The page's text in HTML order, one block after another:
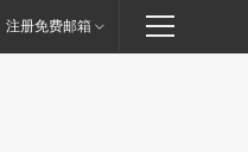
注册免费邮箱